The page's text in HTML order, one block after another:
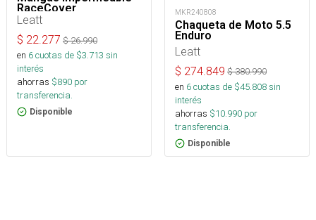
RaceCover
Leatt
$ 22.277 $26.990
en 6cuotas de $3.713 sin
interés
ahorras $890 por
transferencia.
Disponible
MKR240808
Chaqueta de Moto 5.5
Enduro
Leatt
$ 274.849 $380.990
en 6cuotas de $45.808sin
interés
ahorras $10.990 por
transferencia.
Disponible